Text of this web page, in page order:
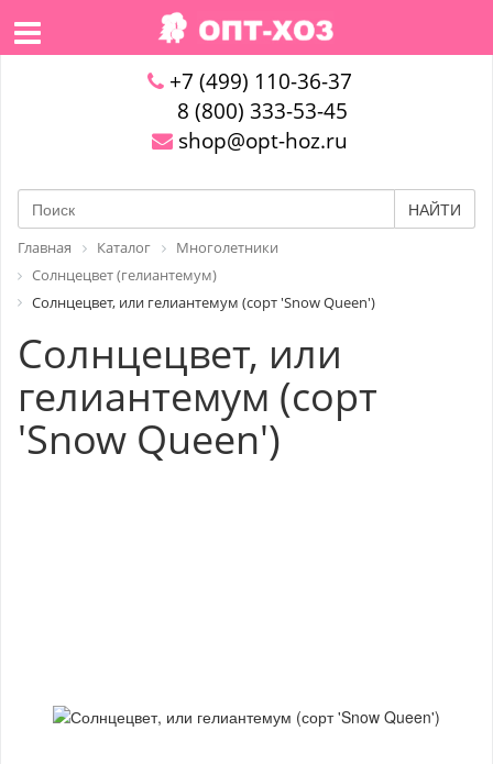
+7 (499) 110-36-37
8 (800) 333-53-45
shop@opt-hoz.ru
НАЙТИ
Главная Каталог
Многолетники
Солнцецвет (гелиантемум)
Солнцецвет, или гелиантемум (сорт 'Snow Queen')
Солнцецвет, или
гелиантемум (сорт
'Snow Queen')